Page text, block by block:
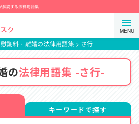
解説する法律用語集
メ
ニ
ュ
ー
開
閉
す
慰謝料・離婚の法律用語集> さ行
の法律用語集 -さ行-
キーワードで探す